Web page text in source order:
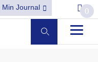
Min Journal 0